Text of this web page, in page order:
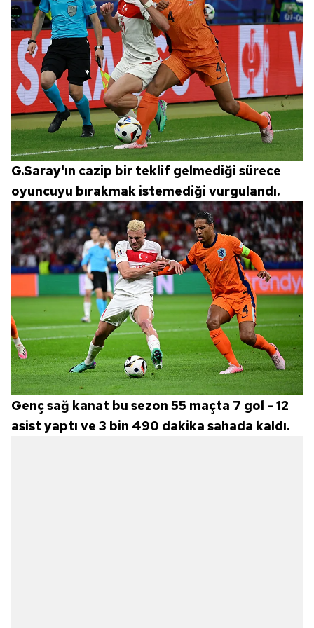
Çerezlere ilişkin tercihlerinizi aşağıda yer alan panel
vasıtasıyla belirleyebilirsiniz. Çerezlere ilişkin detaylı bilgi
için Ayarlar butonuna tıklayabilir,Çerez Bilgilendirme
Metnimizi
ziyaret edebilirsiniz.
6698 sayılı Kişisel Verilerin Korunması Kanunu uyarınca
hazırlanmış Aydınlatma Metnimizi okumak ve sitemizde
ilgili mevzuata uygun olarak kullanılan çerezlerle ilgili bilgi
almak için lütfentıklayınız.
G.Saray'ın cazip bir teklif gelmediği sürece
oyuncuyu bırakmak istemediği vurgulandı.
Genç sağ kanat bu sezon 55 maçta 7 gol - 12
asist yaptı ve 3 bin 490 dakika sahada kaldı.